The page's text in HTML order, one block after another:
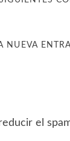
NUEVA
el